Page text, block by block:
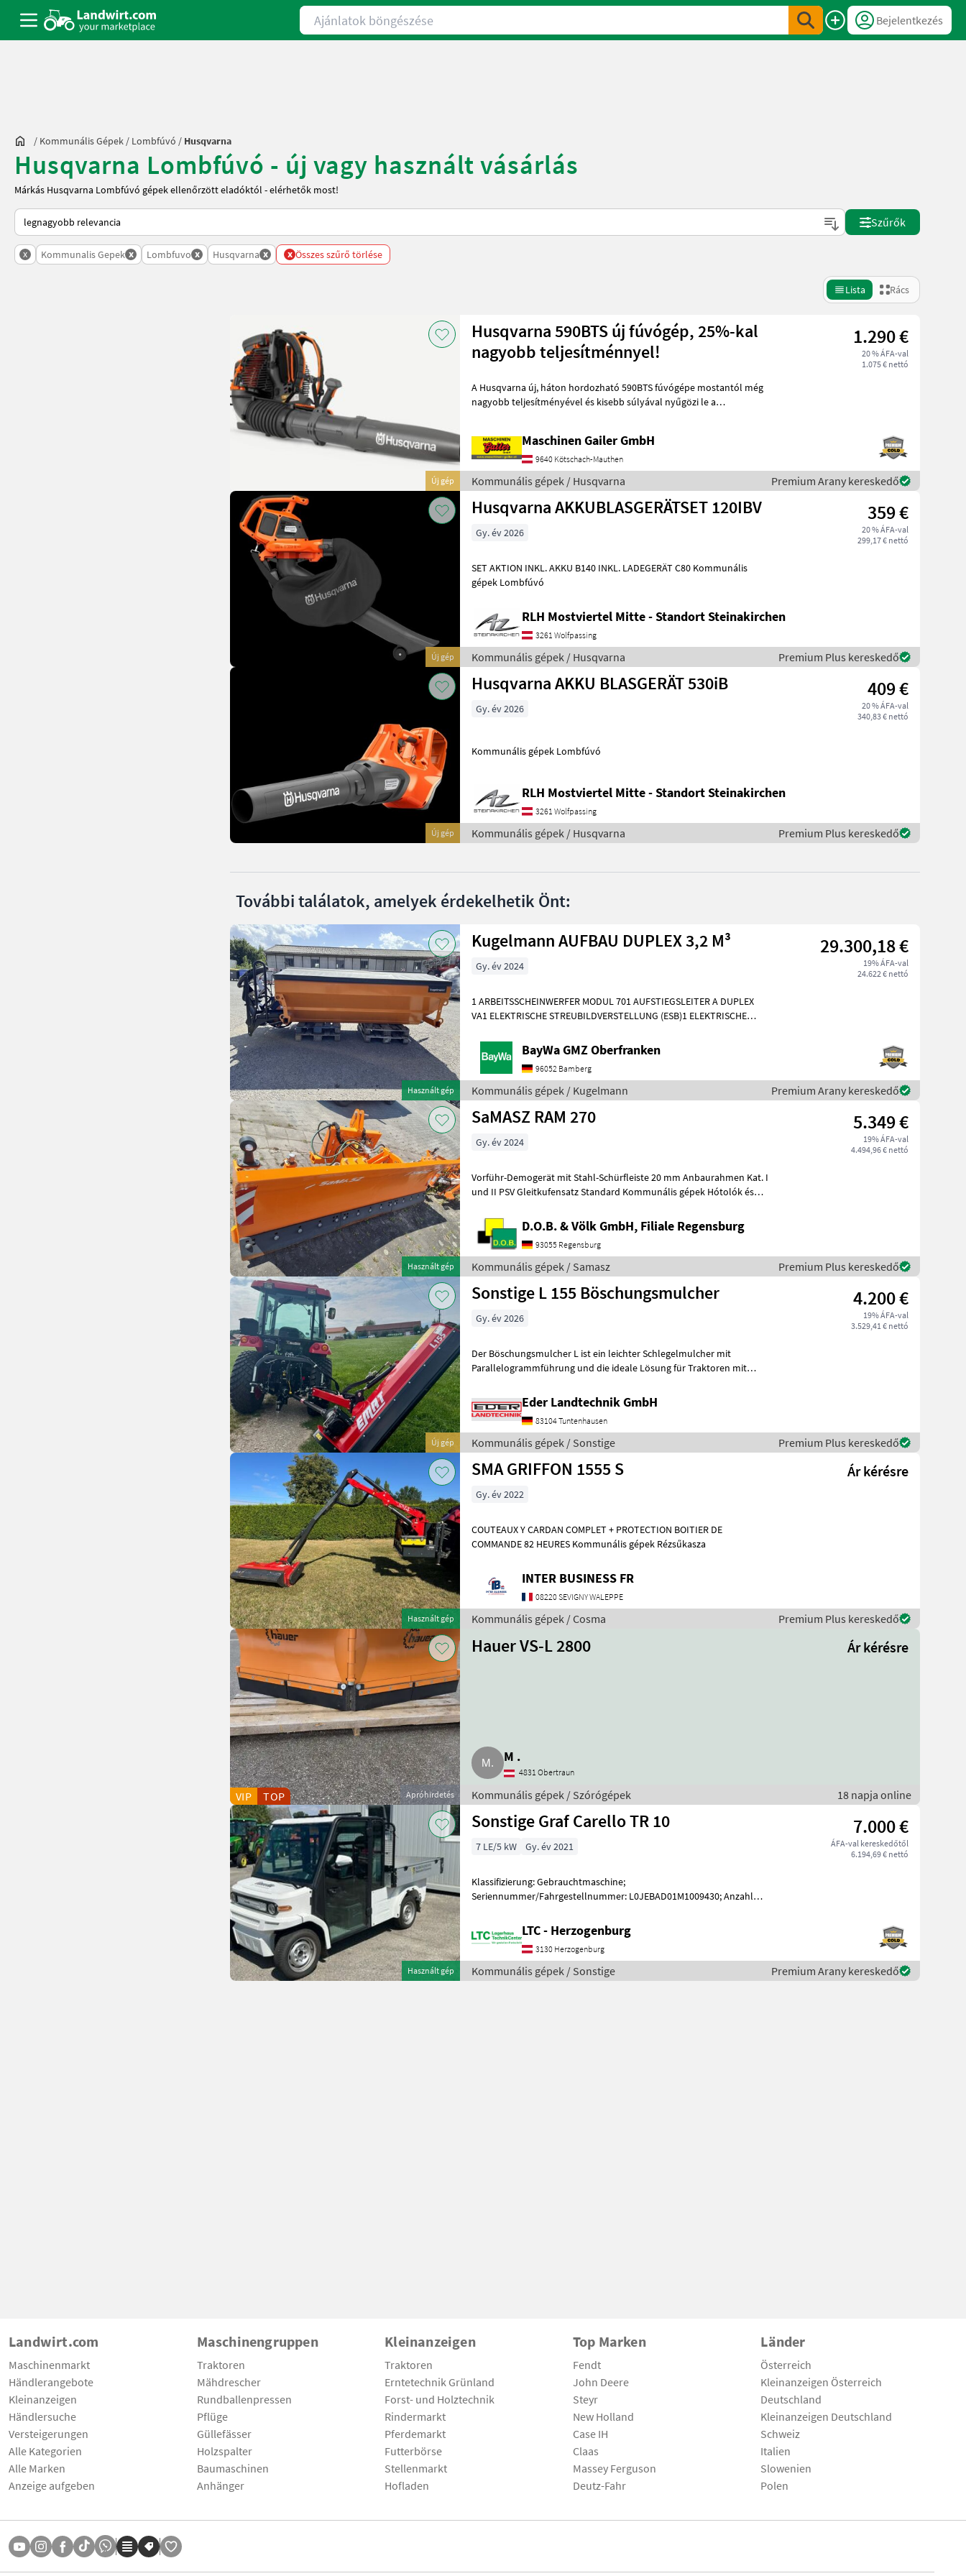
Ajánlatok böngészése
Bejelentkezés
/ Kommunális Gépek / Lombfúvó / Husqvarna
Husqvarna Lombfúvó - új vagy használt vásárlás
Márkás Husqvarna Lombfúvó gépek ellenőrzött eladóktól - elérhetők most!
Így van sorba rendezve a Landwirt.com-on
Szűrők
x Kommunalis Gepek x Lombfuvo x Husqvarna x x Összes szűrő törlése
Lista Rács
Új gép
Husqvarna 590BTS új fúvógép, 25%-kal
nagyobb teljesítménnyel!
1.290 €
20 % ÁFA-val
1.075 € nettó
A Husqvarna új, háton hordozható 590BTS fúvógépe mostantól még
nagyobb teljesítményével és kisebb súlyával nyűgözi le a
Maschinen Gailer GmbH
9640 Kötschach-Mauthen
Kommunális gépek / Husqvarna Premium Arany kereskedő
Új gép
Husqvarna AKKUBLASGERÄTSET 120IBV 359 €
20 % ÁFA-val
299,17 € nettó
Gy. év 2026
SET AKTION INKL. AKKU B140 INKL. LADEGERÄT C80 Kommunális
gépek Lombfúvó
RLH Mostviertel Mitte - Standort Steinakirchen
3261 Wolfpassing
Kommunális gépek / Husqvarna Premium Plus kereskedő
Új gép
Husqvarna AKKU BLASGERÄT 530iB 409 €
20 % ÁFA-val
340,83 € nettó
Gy. év 2026
Kommunális gépek Lombfúvó
RLH Mostviertel Mitte - Standort Steinakirchen
3261 Wolfpassing
Kommunális gépek / Husqvarna Premium Plus kereskedő
További találatok, amelyek érdekelhetik Önt:
Használt gép
Kugelmann AUFBAU DUPLEX 3,2 M³ 29.300,18 €
19% ÁFA-val
24.622 € nettó
Gy. év 2024
1 ARBEITSSCHEINWERFER MODUL 701 AUFSTIEGSLEITER A DUPLEX
VA1 ELEKTRISCHE STREUBILDVERSTELLUNG (ESB)1 ELEKTRISCHE
BayWa GMZ Oberfranken
96052 Bamberg
Kommunális gépek / Kugelmann Premium Arany kereskedő
Használt gép
SaMASZ RAM 270 5.349 €
19% ÁFA-val
4.494,96 € nettó
Gy. év 2024
Vorführ-Demogerät mit Stahl-Schürfleiste 20 mm Anbaurahmen Kat. I
und II PSV Gleitkufensatz Standard Kommunális gépek Hótolók és
D.O.B. & Völk GmbH, Filiale Regensburg
93055 Regensburg
Kommunális gépek / Samasz Premium Plus kereskedő
Új gép
Sonstige L 155 Böschungsmulcher 4.200 €
19% ÁFA-val
3.529,41 € nettó
Gy. év 2026
Der Böschungsmulcher L ist ein leichter Schlegelmulcher mit
Parallelogrammführung und die ideale Lösung für Traktoren mit
Eder Landtechnik GmbH
83104 Tuntenhausen
Kommunális gépek / Sonstige Premium Plus kereskedő
Használt gép
SMA GRIFFON 1555 S Ár kérésre
Gy. év 2022
COUTEAUX Y CARDAN COMPLET + PROTECTION BOITIER DE
COMMANDE 82 HEURES Kommunális gépek Rézsűkasza
INTER BUSINESS FR
08220 SEVIGNY WALEPPE
Kommunális gépek / Cosma Premium Plus kereskedő
Apróhirdetés
VIP TOP
Hauer VS-L 2800 Ár kérésre
M .
4831 Obertraun
Kommunális gépek / Szórógépek 18 napja online
Használt gép
Sonstige Graf Carello TR 10 7.000 €
ÁFA-val kereskedőtől
6.194,69 € nettó
7 LE/5 kW Gy. év 2021
Klassifizierung: Gebrauchtmaschine;
Seriennummer/Fahrgestellnummer: L0JEBAD01M1009430; Anzahl
StraßenzulaLTC - Herzogenburg
3130 Herzogenburg
Kommunális gépek / Sonstige Premium Arany kereskedő
Landwirt.com
Maschinenmarkt
Händlerangebote
Kleinanzeigen
Händlersuche
Versteigerungen
Alle Kategorien
Alle Marken
Anzeige aufgeben
Maschinengruppen
Traktoren
Mähdrescher
Rundballenpressen
Pflüge
Güllefässer
Holzspalter
Baumaschinen
Anhänger
Kleinanzeigen
Traktoren
Erntetechnik Grünland
Forst- und Holztechnik
Rindermarkt
Pferdemarkt
Futterbörse
Stellenmarkt
Hofladen
Top Marken
Fendt
John Deere
Steyr
New Holland
Case IH
Claas
Massey Ferguson
Deutz-Fahr
Länder
Österreich
Kleinanzeigen Österreich
Deutschland
Kleinanzeigen Deutschland
Schweiz
Italien
Slowenien
Polen